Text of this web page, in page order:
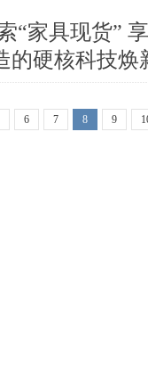
“家具现货”
的硬核科技焕
6 7 8 9